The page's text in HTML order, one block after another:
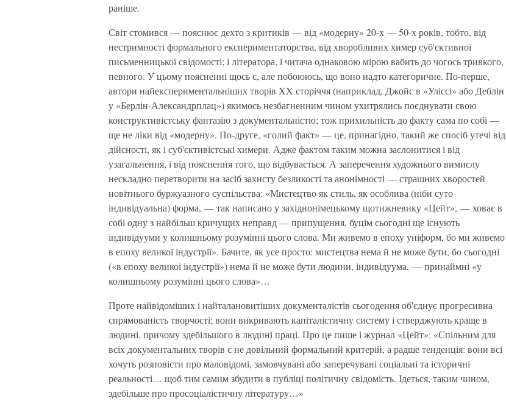
раніше.
Світ стомився — пояснює дехто з критиків — від «модерну» 20-х — 50-х років, тобто, від
нестримності формального експериментаторства, від хворобливих химер суб'єктивної
письменницької свідомості; і літератора, і читача однаковою мірою вабить до чогось тривкого,
певного. У цьому поясненні щось є, але побоююсь, що воно надто категоричне. По-перше,
автори найекспериментальніших творів XX сторіччя (наприклад, Джойс в «Уліссі» або Деблін
у «Берлін-Александрплац») якимось незбагненним чином ухитрялись поєднувати свою
конструктивістську фантазію з документальністю; тож прихильність до факту сама по собі —
ще не ліки від «модерну». По-друге, «голий факт» — це, принагідно, такий же спосіб утечі від
дійсності, як і суб'єктивістські химери. Адже фактом таким можна заслонитися і від
узагальнення, і від пояснення того, що відбувається. А заперечення художнього вимислу
нескладно перетворити на засіб захисту безликості та анонімності — страшних хворостей
новітнього буржуазного суспільства: «Мистецтво як стиль, як особлива (ніби суто
індивідуальна) форма, — так написано у західнонімецькому щотижневику «Цейт», — ховає в
собі одну з найбільш кричущих неправд — припущення, буцім сьогодні ще існують
індивідууми у колишньому розумінні цього слова. Ми живемо в епоху уніформ, бо ми живемо
в епоху великої індустрії». Бачите, як усе просто: мистецтва нема й не може бути, бо сьогодні
(«в епоху великої індустрії») нема й не може бути людини, індивідуума, — принаймні «у
колишньому розумінні цього слова»…
Проте найвідоміших і найталановитіших документалістів сьогодення об'єднує прогресивна
спрямованість творчості; вони викривають капіталістичну систему і стверджують краще в
людині, причому здебільшого в людині праці. Про це пише і журнал «Цейт»: «Спільним для
всіх документальних творів є не довільний формальний критерій, а радше тенденція: вони всі
хочуть розповісти про маловідомі, замовчувані або заперечувані соціальні та історичні
реальності… щоб тим самим збудити в публіці політичну свідомість. Ідеться, таким чином,
здебільше про просоціалістичну літературу…»